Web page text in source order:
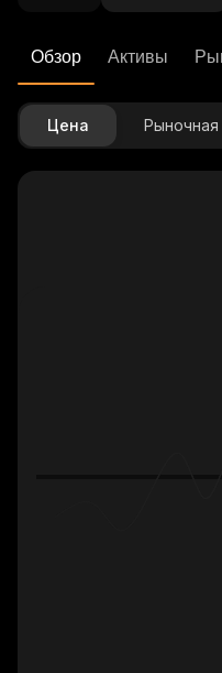
Обзор Активы
Цена Рыночная